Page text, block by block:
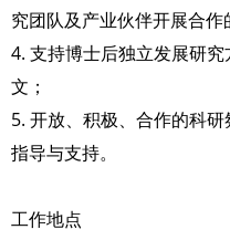
究团队及产业伙伴开展合作
4. 支持博士后独立发展研
文；
5. 开放、积极、合作的科
指导与支持。
工作地点